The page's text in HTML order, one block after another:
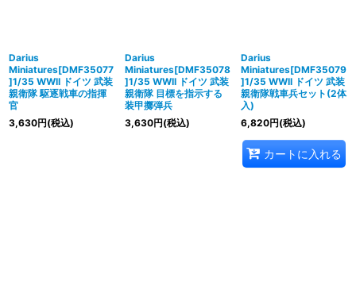
Darius
Miniatures[DMF35077
]1/35 WWII ドイツ 武装
親衛隊 駆逐戦車の指揮
官
3,630円(税込)
Darius
Miniatures[DMF35078
]1/35 WWII ドイツ 武装
親衛隊 目標を指示する
装甲擲弾兵
3,630円(税込)
Darius
Miniatures[DMF35079
]1/35 WWII ドイツ 武装
親衛隊戦車兵セット(2体
入)
6,820円(税込)
カートに入れる